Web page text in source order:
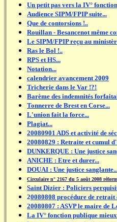
Un petit pas vers la IV°
Audience SIPM/FPIP suite...
Que de contorsions !..
Rouillan - Besancenot même
Le SIPM/FPIP reçu au
Ras le Bol !..
RPS et HS...
Notation...
calendrier avancement 2009
Tricherie dans le Var !?!
Barème des indemnités
Tonnerre de Brest en Corse...
L'union fait la force...
Plagiat...
20080901 ADS et activité de
20080829 : Retraite et cumul
DUNKERQUE : Une justice
ANICHE : Etre et durer...
DOUAI : Une justice
Circulaire n° 2167 du 5 août 2008
Saint Dizier : Policiers
20080808 procédure de
20080807 : ASVP le maire de
La IV° fonction publique